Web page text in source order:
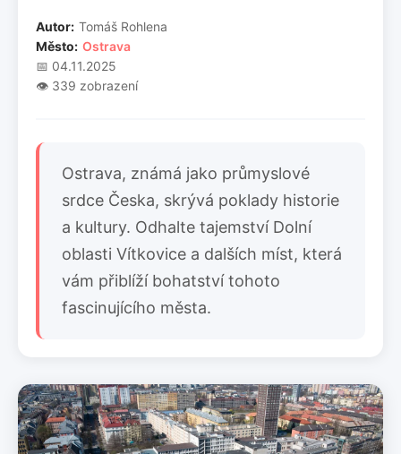
Autor: Tomáš Rohlena
Město: Ostrava
📅 04.11.2025
👁️ 339 zobrazení
Ostrava, známá jako průmyslové
srdce Česka, skrývá poklady historie
a kultury. Odhalte tajemství Dolní
oblasti Vítkovice a dalších míst, která
vám přiblíží bohatství tohoto
fascinujícího města.